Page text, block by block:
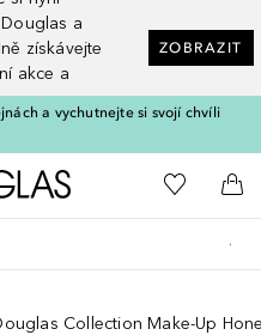
a
získávejte
akce a
ZOBRAZIT
a vychutnejte si svojí chvíli
Domů K mému
Do
Collection Make-Up